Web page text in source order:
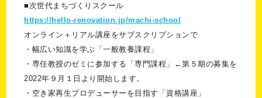
■次世代まちづくりスクール
https://hello-renovation.jp/machi-school
オンライン＋リアル講座をサブスクリプションで
・幅広い知識を学ぶ「一般教養課程」
・専任教授のゼミに参加する「専門課程」←第５期の募集を
2022年９月１日より開始します。
・空き家再生プロデューサーを目指す「資格講座」